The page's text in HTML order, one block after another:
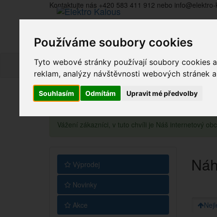
Používáme soubory cookies
Tyto webové stránky používají soubory cookies
reklam, analýzy návštěvnosti webových stránek
Souhlasím Odmítám Upravit mé předvolby
Kontaktujte nás +420 583 411 912 nebo
Vážení zákazníci, v tuto chvíli je Náš internetový
Výprodej
Novinky
Akce